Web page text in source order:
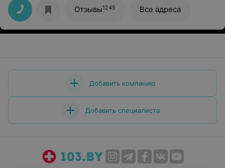
благодарности администратору Елене! Несмотря на
большое количество вопросов, Вы оперативно и
корректно дали ответ на каждый. Спасибо за Вашу
отзывчивость, компетентность и профессионализм!
Отзывы1245 Все адреса
Добавить компанию
Добавить специалиста